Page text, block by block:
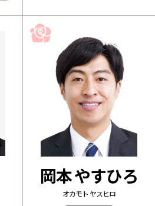
岡本 やすひろ
オカモト ヤスヒロ